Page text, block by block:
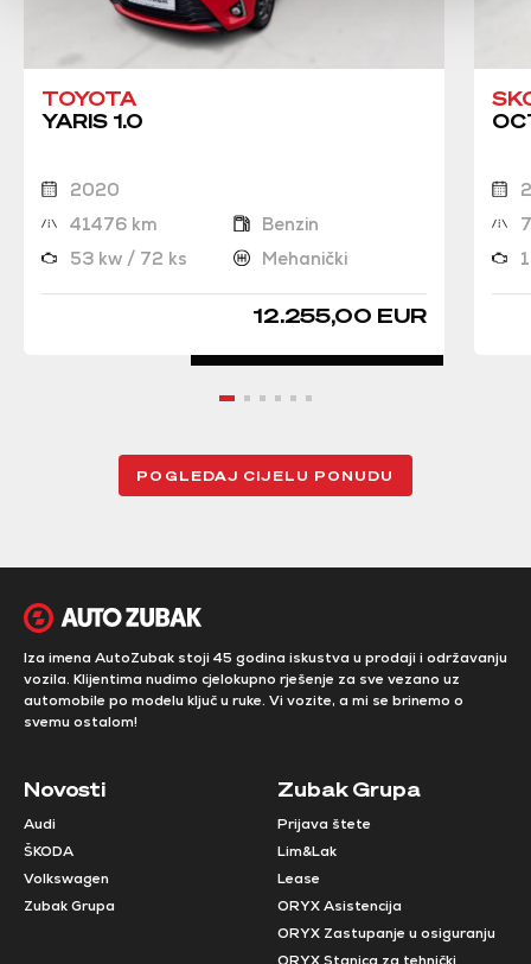
TOYOTA
YARIS 1.0
2020
41476 km
Benzin
53 kw / 72 ks
Mehanički
12.255,00 EUR
POGLEDAJ CIJELU PONUDU
Iza imena AutoZubak stoji 45 godina iskustva u prodaji i održavanju
vozila. Klijentima nudimo cjelokupno rješenje za sve vezano uz
automobile po modelu ključ u ruke. Vi vozite, a mi se brinemo o
svemu ostalom!
Novosti
Audi
ŠKODA
Volkswagen
Zubak Grupa
Zubak Grupa
Prijava štete
Lim&Lak
Lease
ORYX Asistencija
ORYX Zastupanje u osiguranju